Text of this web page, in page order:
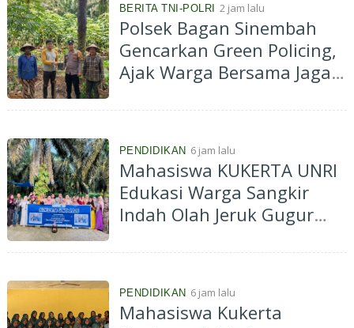
BERITA TNI-POLRI 2 jam lalu
Polsek Bagan Sinembah
Gencarkan Green Policing,
Ajak Warga Bersama Jaga
PENDIDIKAN 6 jam lalu
Mahasiswa KUKERTA UNRI
Edukasi Warga Sangkir
Indah Olah Jeruk Gugur
PENDIDIKAN 6 jam lalu
Mahasiswa Kukerta